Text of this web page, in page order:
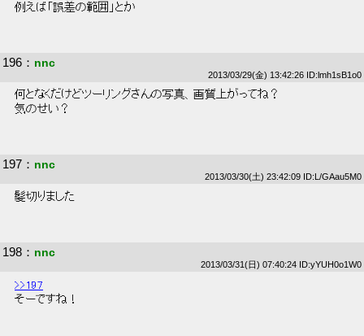
例えば「誤差の範囲」とか
196 ： nnc
2013/03/29(金) 13:42:26 ID:lmh1sB1o0
何となくだけどツーリングさんの写真、画質上がってね？
気のせい？
197 ： nnc
2013/03/30(土) 23:42:09 ID:L/GAau5M0
髪切りました
198 ： nnc
2013/03/31(日) 07:40:24 ID:yYUH0o1W0
>>197
そーですね！